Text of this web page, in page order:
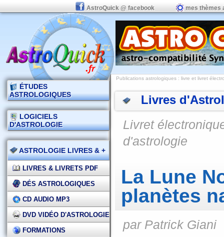
AstroQuick @ facebook mes thèmes
ÉTUDES
ASTROLOGIQUES
LOGICIELS
D'ASTROLOGIE
ASTROLOGIE LIVRES & +
LIVRES & LIVRETS PDF
DÉS ASTROLOGIQUES
CD AUDIO MP3
DVD VIDÉO D'ASTROLOGIE
FORMATIONS
Publications astrologiques : livre et livret
Livres
Livret
d'astrologie
La Lune
planètes
par Patrick Giani